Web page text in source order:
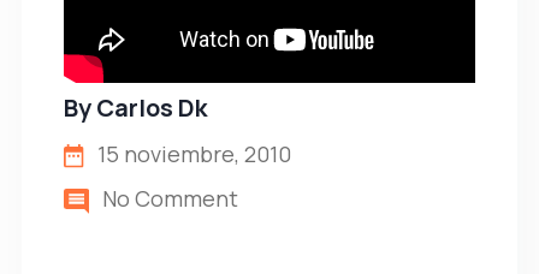
ByCarlos Dk
15 noviembre, 2010
No Comment